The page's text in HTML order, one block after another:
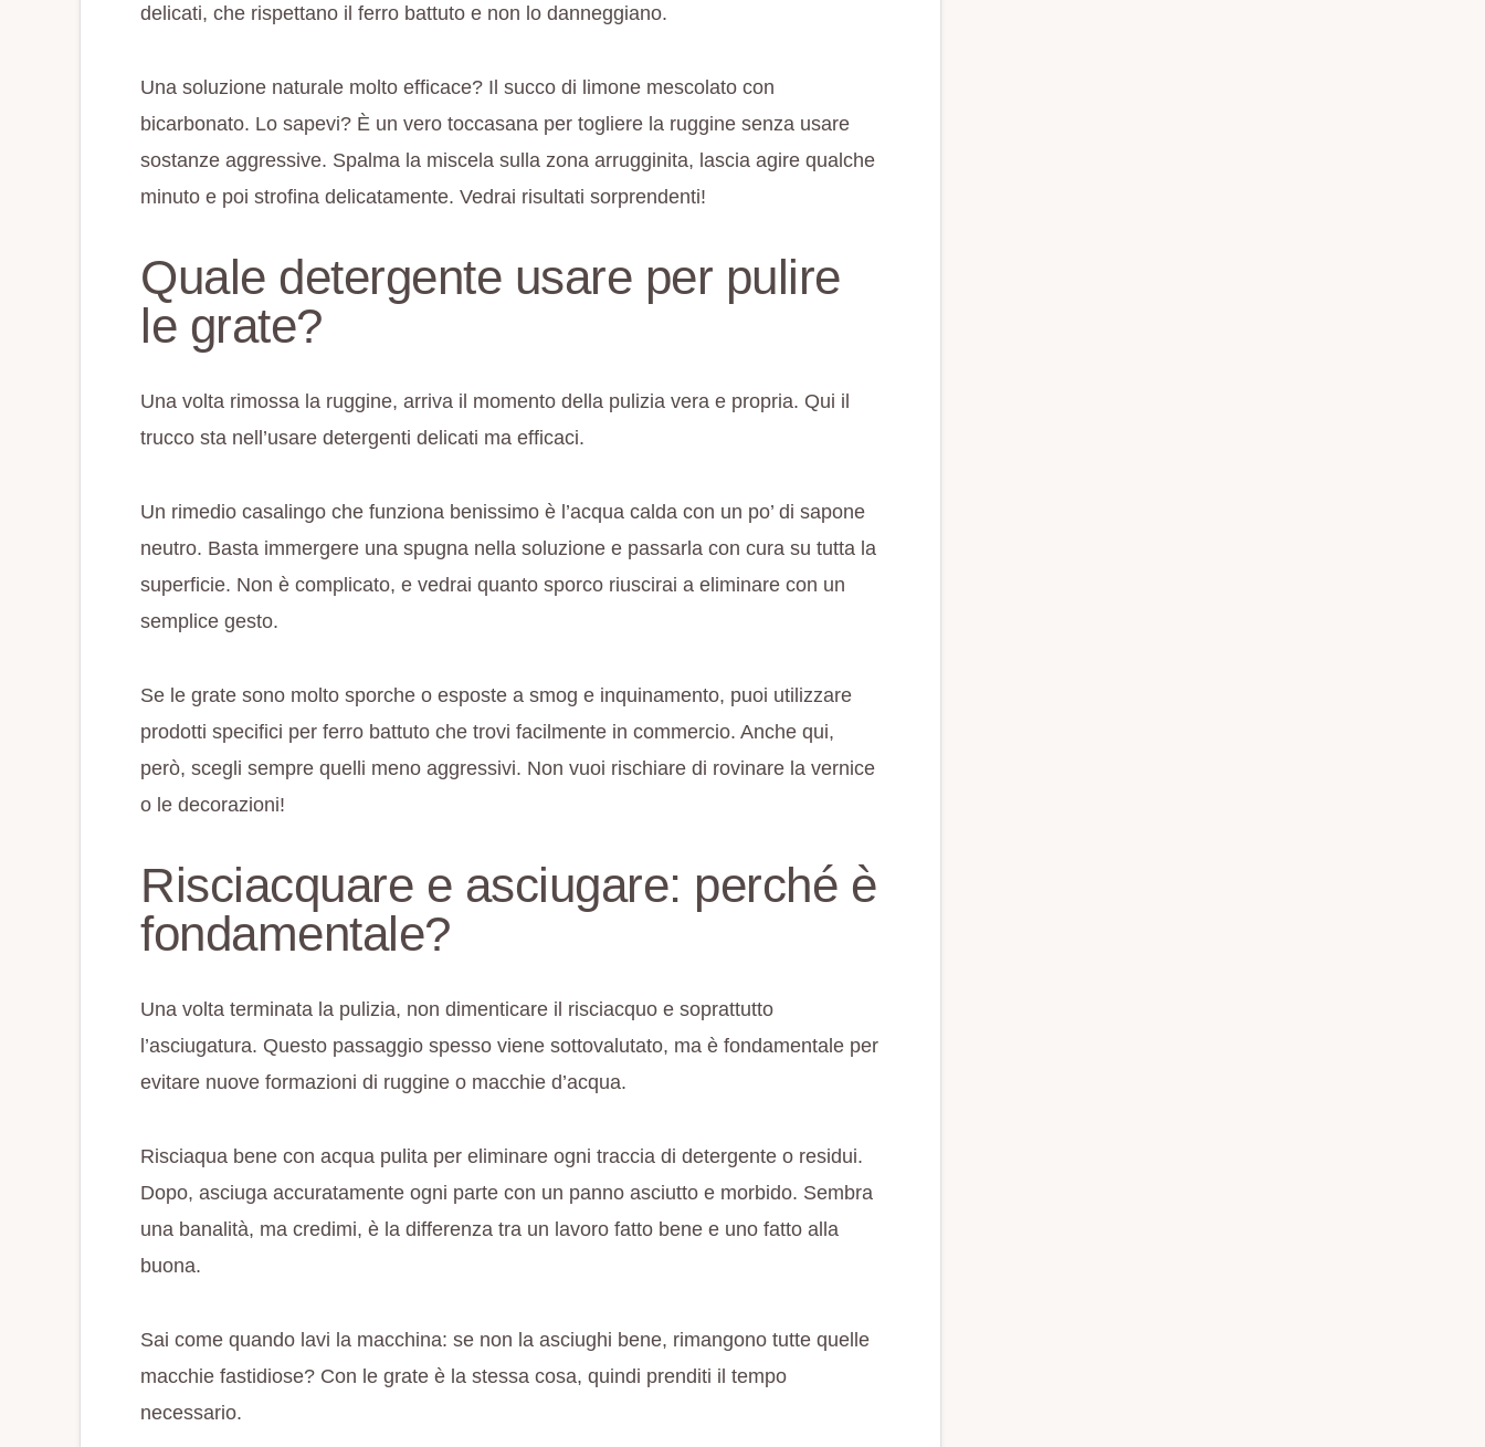
delicati, che rispettano il ferro battuto e non lo danneggiano.
Una soluzione naturale molto efficace? Il succo di limone mescolato con
bicarbonato. Lo sapevi? È un vero toccasana per togliere la ruggine senza usare
sostanze aggressive. Spalma la miscela sulla zona arrugginita, lascia agire qualche
minuto e poi strofina delicatamente. Vedrai risultati sorprendenti!
Quale detergente usare per pulire
le grate?
Una volta rimossa la ruggine, arriva il momento della pulizia vera e propria. Qui il
trucco sta nell’usare detergenti delicati ma efficaci.
Un rimedio casalingo che funziona benissimo è l’acqua calda con un po’ di sapone
neutro. Basta immergere una spugna nella soluzione e passarla con cura su tutta la
superficie. Non è complicato, e vedrai quanto sporco riuscirai a eliminare con un
semplice gesto.
Se le grate sono molto sporche o esposte a smog e inquinamento, puoi utilizzare
prodotti specifici per ferro battuto che trovi facilmente in commercio. Anche qui,
però, scegli sempre quelli meno aggressivi. Non vuoi rischiare di rovinare la vernice
o le decorazioni!
Risciacquare e asciugare: perché è
fondamentale?
Una volta terminata la pulizia, non dimenticare il risciacquo e soprattutto
l’asciugatura. Questo passaggio spesso viene sottovalutato, ma è fondamentale per
evitare nuove formazioni di ruggine o macchie d’acqua.
Risciaqua bene con acqua pulita per eliminare ogni traccia di detergente o residui.
Dopo, asciuga accuratamente ogni parte con un panno asciutto e morbido. Sembra
una banalità, ma credimi, è la differenza tra un lavoro fatto bene e uno fatto alla
buona.
Sai come quando lavi la macchina: se non la asciughi bene, rimangono tutte quelle
macchie fastidiose? Con le grate è la stessa cosa, quindi prenditi il tempo
necessario.